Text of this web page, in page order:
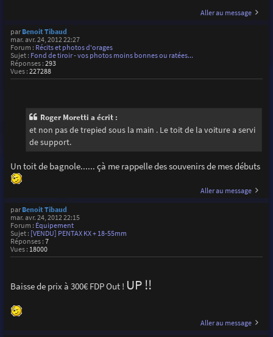
Aller au message
par Benoit Tibaud
mar. avr. 24, 2012 22:27
Forum : Récits et photos d'orages
Sujet : Fond de tiroir - vos photos moins bonnes ou ratées...
Réponses : 293
Vues : 227288
Roger Moretti a écrit :
et non pas de trepied sous la main . Le toit de la voiture a servi
de support.
Un toit de bagnole...... çà me rappelle des souvenirs de mes débuts
Aller au message
par Benoit Tibaud
mar. avr. 24, 2012 22:15
Forum : Équipement
Sujet : [VENDU] PENTAX KX + 18-55mm
Réponses : 7
Vues : 18000
Baisse de prix à 300€ FDP Out ! UP !!
Aller au message